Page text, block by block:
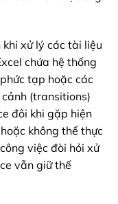
xử lý các tài liệu
chứa hệ thống
tạp hoặc các
(transitions)
đôi khi gặp hiện
không thể thực
việc đòi hỏi xử
vẫn giữ thế